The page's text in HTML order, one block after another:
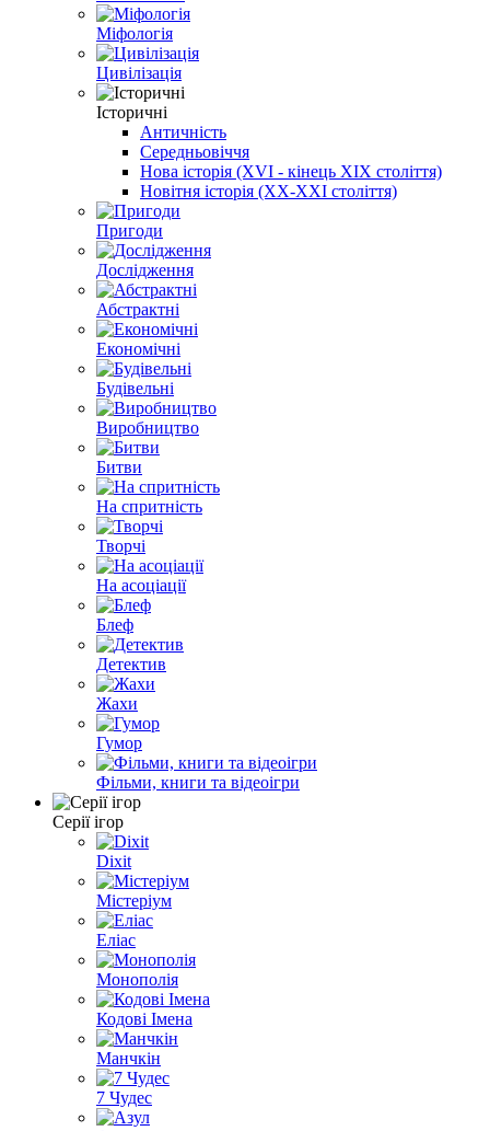
Міфологія
Цивілізація
Історичні
Античність
Середньовіччя
Нова історія (XVI - кінець XIX століття)
Новітня історія (XX-XXI століття)
Пригоди
Дослідження
Абстрактні
Економічні
Будівельні
Виробництво
Битви
На спритність
Творчі
На асоціації
Блеф
Детектив
Жахи
Гумор
Фільми, книги та відеоігри
Серії ігор
Dixit
Містеріум
Еліас
Монополія
Кодові Імена
Манчкін
7 Чудес